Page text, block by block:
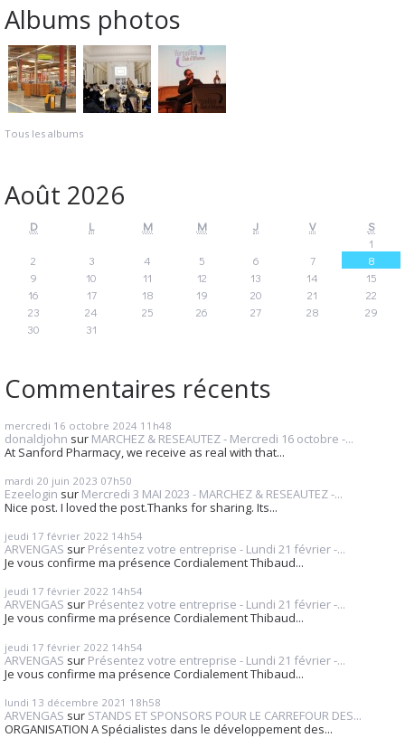
Albums photos
Tous les albums
Août 2026
D L M M J V
S
1
2
3 4 5 6 7
8
9
10 11 12 13 14
15
16
17 18 19 20 21
22
23
24 25 26 27 28
29
30
31
Commentaires récents
mercredi 16 octobre 2024 11h48
donaldjohn sur MARCHEZ & RESEAUTEZ - Mercredi 16 octobre -...
At Sanford Pharmacy, we receive as real with that...
mardi 20 juin 2023 07h50
Ezeelogin sur Mercredi 3 MAI 2023 - MARCHEZ & RESEAUTEZ -...
Nice post. I loved the post.Thanks for sharing. Its...
jeudi 17 février 2022 14h54
ARVENGAS sur Présentez votre entreprise - Lundi 21 février -...
Je vous confirme ma présence Cordialement Thibaud...
jeudi 17 février 2022 14h54
ARVENGAS sur Présentez votre entreprise - Lundi 21 février -...
Je vous confirme ma présence Cordialement Thibaud...
jeudi 17 février 2022 14h54
ARVENGAS sur Présentez votre entreprise - Lundi 21 février -...
Je vous confirme ma présence Cordialement Thibaud...
lundi 13 décembre 2021 18h58
ARVENGAS sur STANDS ET SPONSORS POUR LE CARREFOUR DES...
ORGANISATION A Spécialistes dans le développement des...